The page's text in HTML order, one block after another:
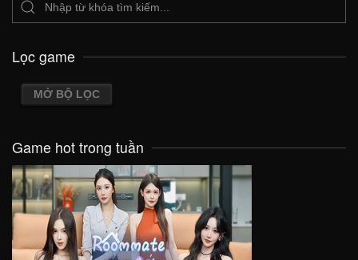
Lọc game
MỞ BỘ LỌC
Game hot trong tuần
VIEW